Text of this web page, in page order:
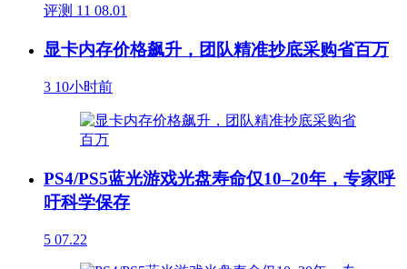
评测 11 08.01
显卡内存价格飙升，团队精准抄底采购省百万
3 10小时前
PS4/PS5蓝光游戏光盘寿命仅10–20年，专家呼
吁科学保存
5 07.22